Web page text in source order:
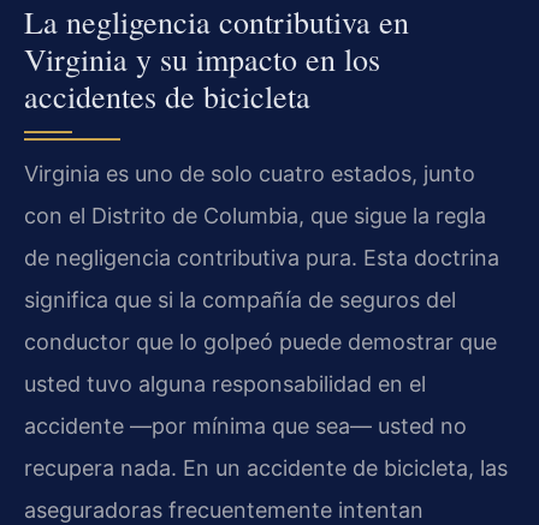
La negligencia contributiva en
Virginia y su impacto en los
accidentes de bicicleta
Virginia es uno de solo cuatro estados, junto
con el Distrito de Columbia, que sigue la regla
de negligencia contributiva pura. Esta doctrina
significa que si la compañía de seguros del
conductor que lo golpeó puede demostrar que
usted tuvo alguna responsabilidad en el
accidente —por mínima que sea— usted no
recupera nada. En un accidente de bicicleta, las
aseguradoras frecuentemente intentan